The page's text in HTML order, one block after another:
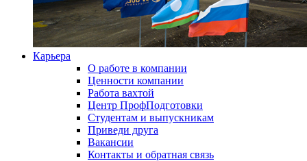
Карьера
О работе в компании
Ценности компании
Работа вахтой
Центр ПрофПодготовки
Студентам и выпускникам
Приведи друга
Вакансии
Контакты и обратная связь